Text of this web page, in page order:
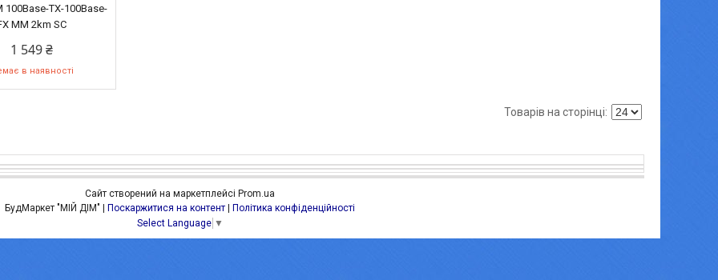
100Base-TX-100Base-
MM 2km SC
1 549 ₴
в наявності
Сайт створений на маркетплейсі Prom.ua
Поскаржитися на контент
Політика конфіденційності
Select Language ▼